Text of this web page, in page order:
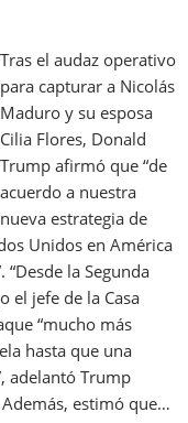
Tras el audaz operativo
para capturar a Nicolás
Maduro y su esposa
Cilia Flores, Donald
Trump afirmó que “de
acuerdo a nuestra
nueva estrategia de
Unidos en América
la Segunda
el jefe de la Casa
“mucho más
hasta que una
adelantó Trump
estimó que…